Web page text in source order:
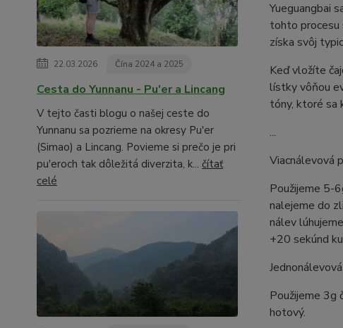
22.03.2026 Čína 2024 a 2025
Cesta do Yunnanu - Pu'er a Lincang
V tejto časti blogu o našej ceste do
Yunnanu sa pozrieme na okresy Pu'er
(Simao) a Lincang. Povieme si prečo je pri
pu'eroch tak dôležitá diverzita, k... čítať
celé
Yueguangbai
tohto procesu
získa svôj
Keď vložíte
lístky vôňou
tóny, ktoré sa
...
Viacnálevová
Použijeme 5-
nalejeme do
nálev
+20 sekúnd
Použijeme 3g
hotový.